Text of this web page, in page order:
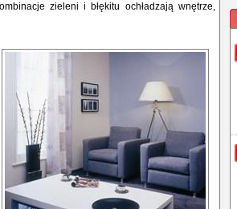
zieleni i błękitu ochładzają wnętrze,